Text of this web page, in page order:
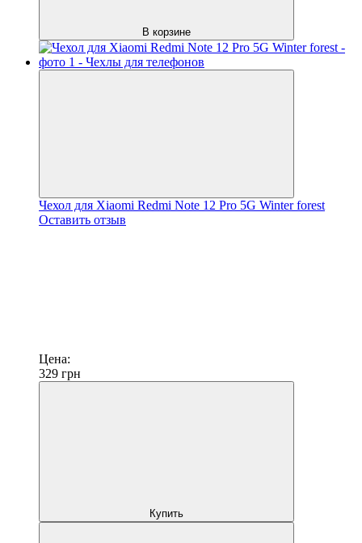
В корзине
Чехол для Xiaomi Redmi Note 12 Pro 5G Winter forest
Оставить отзыв
Цена:
329 грн
Купить